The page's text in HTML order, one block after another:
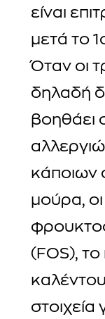
είναι
μετά το
Όταν οι
δηλαδή
βοηθάει
κάποιων
μούρα, οι
(FOS), το